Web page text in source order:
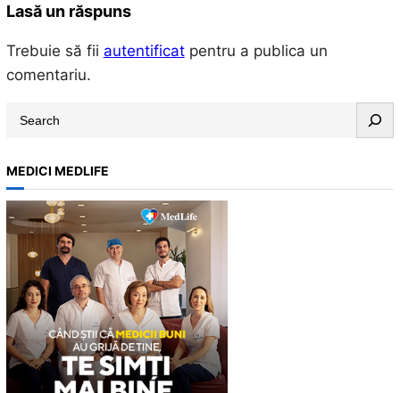
Lasă un răspuns
Trebuie să fii autentificatpentru a publica un
comentariu.
r
c
h
MEDICI MEDLIFE